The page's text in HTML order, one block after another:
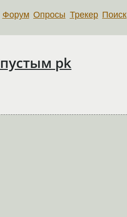
Форум Опросы Трекер Поиск
pk